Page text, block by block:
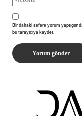
Bir dahaki sefere yorum
bu tarayıcıya kaydet.